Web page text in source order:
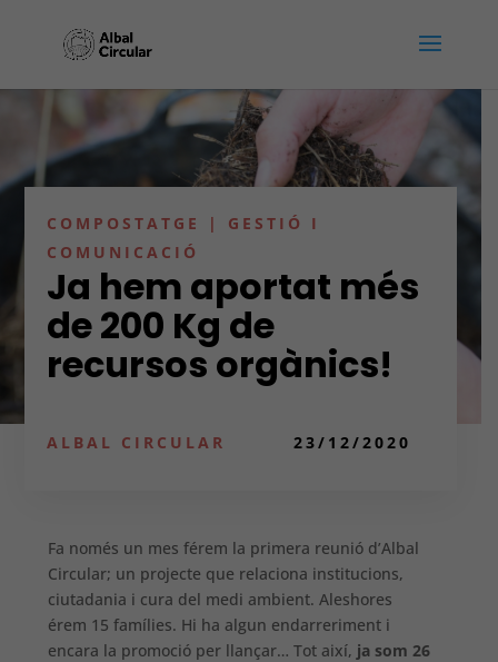
COMPOSTATGE | GESTIÓ I
COMUNICACIÓ
Ja hem aportat més
de 200 Kg de
recursos orgànics!
ALBAL CIRCULAR 23/12/2020
Fa només un mes férem la primera reunió d’Albal
Circular; un projecte que relaciona institucions,
ciutadania i cura del medi ambient. Aleshores
érem 15 famílies. Hi ha algun endarreriment i
encara la promoció per llançar… Tot així, ja som 26